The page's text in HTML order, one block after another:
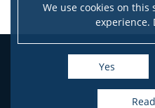
We use cookies on
experience.
Yes